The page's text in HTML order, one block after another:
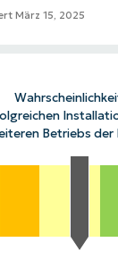
März 15, 2025
Betriebs der